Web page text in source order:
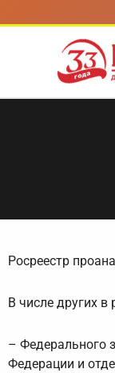
к
содержимому
Росреестр
В числе других
– Федерального
Федерации и